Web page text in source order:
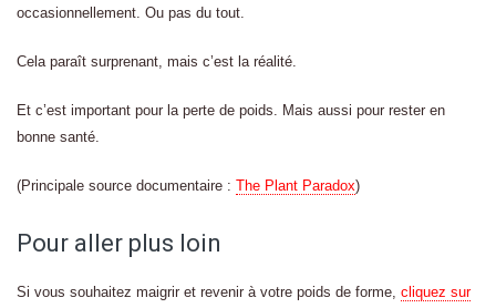
occasionnellement. Ou pas du tout.
Cela paraît surprenant, mais c’est la réalité.
Et c’est important pour la perte de poids. Mais aussi pour rester en
bonne santé.
(Principale source documentaire : The Plant Paradox)
Pour aller plus loin
Si vous souhaitez maigrir et revenir à votre poids de forme, cliquez sur